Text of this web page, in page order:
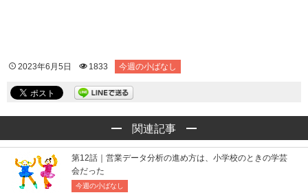
2023年6月5日 1833 今週の小ばなし
関連記事
第12話｜営業データ分析の進め方は、小学校のときの学芸
会だった
今週の小ばなし